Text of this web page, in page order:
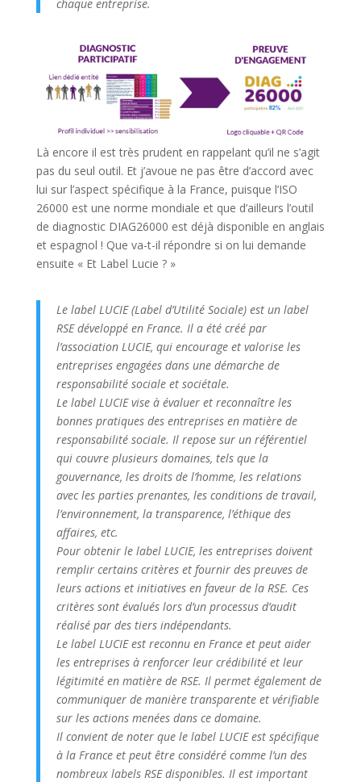
chaque entreprise.
Là encore il est très prudent en rappelant qu’il ne s’agit
pas du seul outil. Et j’avoue ne pas être d’accord avec
lui sur l’aspect spécifique à la France, puisque l’ISO
26000 est une norme mondiale et que d’ailleurs l’outil
de diagnostic DIAG26000 est déjà disponible en anglais
et espagnol ! Que va-t-il répondre si on lui demande
ensuite « Et Label Lucie ? »
Le label LUCIE (Label d’Utilité Sociale) est un label
RSE développé en France. Il a été créé par
l’association LUCIE, qui encourage et valorise les
entreprises engagées dans une démarche de
responsabilité sociale et sociétale.
Le label LUCIE vise à évaluer et reconnaître les
bonnes pratiques des entreprises en matière de
responsabilité sociale. Il repose sur un référentiel
qui couvre plusieurs domaines, tels que la
gouvernance, les droits de l’homme, les relations
avec les parties prenantes, les conditions de travail,
l’environnement, la transparence, l’éthique des
affaires, etc.
Pour obtenir le label LUCIE, les entreprises doivent
remplir certains critères et fournir des preuves de
leurs actions et initiatives en faveur de la RSE. Ces
critères sont évalués lors d’un processus d’audit
réalisé par des tiers indépendants.
Le label LUCIE est reconnu en France et peut aider
les entreprises à renforcer leur crédibilité et leur
légitimité en matière de RSE. Il permet également de
communiquer de manière transparente et vérifiable
sur les actions menées dans ce domaine.
Il convient de noter que le label LUCIE est spécifique
à la France et peut être considéré comme l’un des
nombreux labels RSE disponibles. Il est important